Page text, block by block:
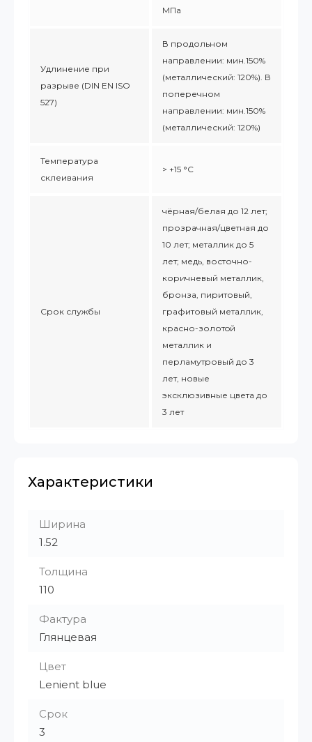
МПа
Удлинение при
разрыве (DIN EN ISO
527)
В продольном
направлении: мин.150%
(металлический: 120%). В
поперечном
направлении: мин.150%
(металлический: 120%)
Температура
склеивания
> +15 °C
Срок службы
чёрная/белая до 12 лет;
прозрачная/цветная до
10 лет; металлик до 5
лет; медь, восточно-
коричневый металлик,
бронза, пиритовый,
графитовый металлик,
красно-золотoй
металлик и
перламутровый до 3
лет, новые
эксклюзивные цвета до
3 лет
Характеристики
Ширина
1.52
Толщина
110
Фактура
Глянцевая
Цвет
Lenient blue
Срок
3